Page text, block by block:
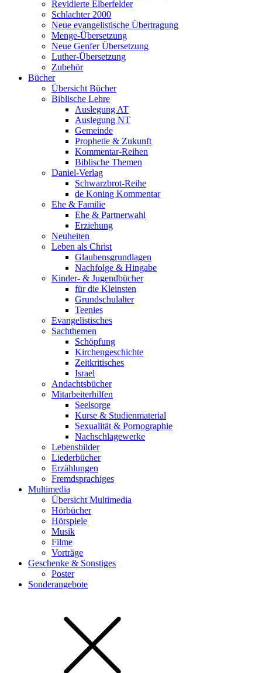
Revidierte Elberfelder
Schlachter 2000
Neue evangelistische Übertragung
Menge-Übersetzung
Neue Genfer Übersetzung
Luther-Übersetzung
Zubehör
Bücher
Übersicht Bücher
Biblische Lehre
Auslegung AT
Auslegung NT
Gemeinde
Prophetie & Zukunft
Kommentar-Reihen
Biblische Themen
Daniel-Verlag
Schwarzbrot-Reihe
de Koning Kommentar
Ehe & Familie
Ehe & Partnerwahl
Erziehung
Neuheiten
Leben als Christ
Glaubensgrundlagen
Nachfolge & Hingabe
Kinder- & Jugendbücher
für die Kleinsten
Grundschulalter
Teenies
Evangelistisches
Sachthemen
Schöpfung
Kirchengeschichte
Zeitkritisches
Israel
Andachtsbücher
Mitarbeiterhilfen
Seelsorge
Kurse & Studienmaterial
Sexualität & Pornographie
Nachschlagewerke
Lebensbilder
Liederbücher
Erzählungen
Fremdsprachiges
Multimedia
Übersicht Multimedia
Hörbücher
Hörspiele
Musik
Filme
Vorträge
Geschenke & Sonstiges
Poster
Sonderangebote